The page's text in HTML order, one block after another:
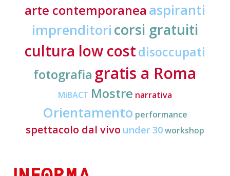
arte contemporanea aspiranti
imprenditori corsi gratuiti
cultura low costdisoccupati
fotografia gratis a Roma
MiBACT Mostre narrativa
Orientamento performance
spettacolo dal vivo under 30workshop